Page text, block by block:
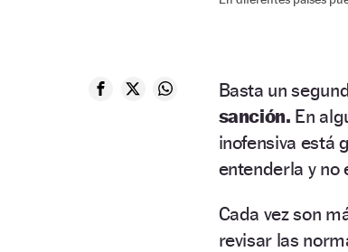
Basta un
sanción. En
inofensiva está
entenderla y no
Cada vez son
revisar las